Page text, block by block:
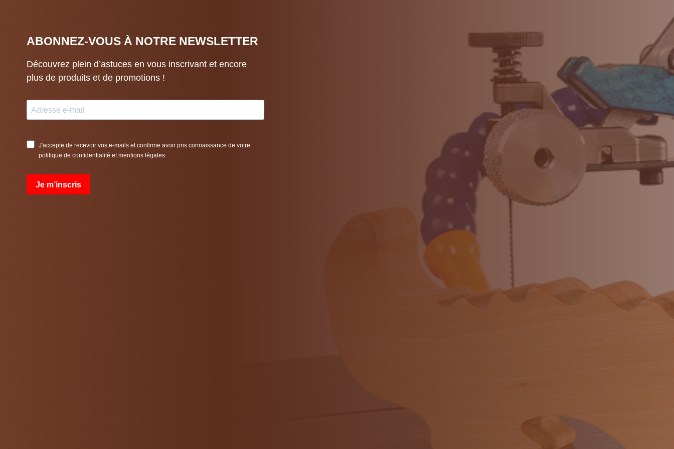
ABONNEZ-VOUS À NOTRE NEWSLETTER
Découvrez plein d’astuces en vous inscrivant et encore
plus de produits et de promotions !
J'accepte de recevoir vos e-mails et confirme avoir pris connaissance de votre
politique de confidentialité et mentions légales.
Je m’inscris